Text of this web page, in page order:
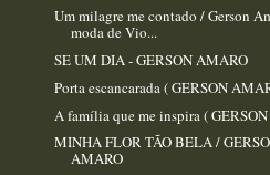
Um milagre me contado / Gerson
moda de Vio...
SE UM DIA - GERSON AMARO
Porta escancarada ( GERSON
A família que me inspira (
MINHA FLOR TÃO BELA /
AMARO